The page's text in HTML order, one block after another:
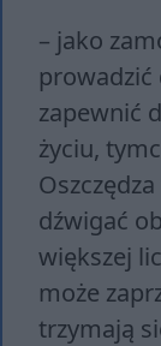
– jako
zapewnić
życiu,
dźwigać
większej
może
trzymają